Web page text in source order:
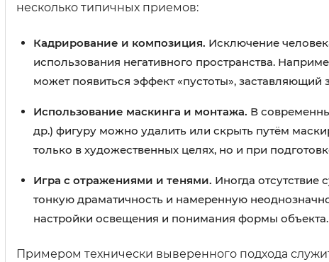
несколько типичных приемов:
Кадрирование и композиция. Исключение
использования негативного пространства.
может появиться эффект «пустоты», заставляющий
Использование маскинга и монтажа. В
др.) фигуру можно удалить или скрыть путём
только в художественных целях, но и при
Игра с отражениями и тенями. Иногда отсутствие
тонкую драматичность и намеренную
настройки освещения и понимания формы объекта.
Примером технически выверенного подхода